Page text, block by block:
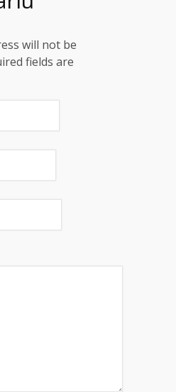
will not be
fields are